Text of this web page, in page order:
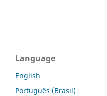
Language
English
Português (Brasil)